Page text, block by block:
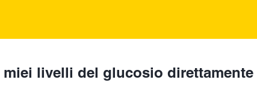
livelli del glucosio